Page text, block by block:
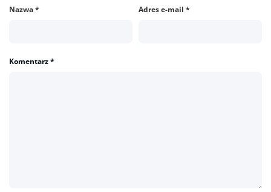
Nazwa* Adres e-mail *
Komentarz*